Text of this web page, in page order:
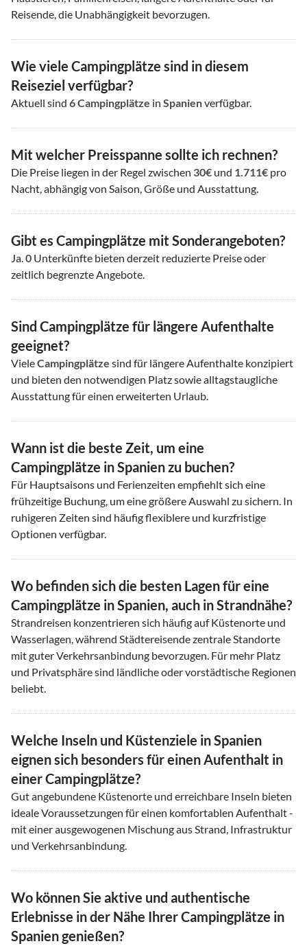
Reisende, die Unabhängigkeit bevorzugen.
Wie viele Campingplätze sind in diesem
Reiseziel verfügbar?
Aktuell sind 6Campingplätze in Spanienverfügbar.
Mit welcher Preisspanne sollte ich rechnen?
Die Preise liegen in der Regel zwischen 30€ und 1.711€ pro
Nacht, abhängig von Saison, Größe und Ausstattung.
Gibt es Campingplätze mit Sonderangeboten?
Ja.0 Unterkünfte bieten derzeit reduzierte Preise oder
zeitlich begrenzte Angebote.
Sind Campingplätze für längere Aufenthalte
geeignet?
VieleCampingplätze sind für längere Aufenthalte konzipiert
und bieten den notwendigen Platz sowie alltagstaugliche
Ausstattung für einen erweiterten Urlaub.
Wann ist die beste Zeit, um eine
Campingplätze in Spanien zu buchen?
Für Hauptsaisons und Ferienzeiten empfiehlt sich eine
frühzeitige Buchung, um eine größere Auswahl zu sichern. In
ruhigeren Zeiten sind häufig flexiblere und kurzfristige
Optionen verfügbar.
Wo befinden sich die besten Lagen für eine
Campingplätze in Spanien, auch in Strandnähe?
Strandreisen konzentrieren sich häufig auf Küstenorte und
Wasserlagen, während Städtereisende zentrale Standorte
mit guter Verkehrsanbindung bevorzugen. Für mehr Platz
und Privatsphäre sind ländliche oder vorstädtische Regionen
beliebt.
Welche Inseln und Küstenziele in Spanien
eignen sich besonders für einen Aufenthalt in
einer Campingplätze?
Gut angebundene Küstenorte und erreichbare Inseln bieten
ideale Voraussetzungen für einen komfortablen Aufenthalt -
mit einer ausgewogenen Mischung aus Strand, Infrastruktur
und Verkehrsanbindung.
Wo können Sie aktive und authentische
Erlebnisse in der Nähe Ihrer Campingplätze in
Spanien genießen?